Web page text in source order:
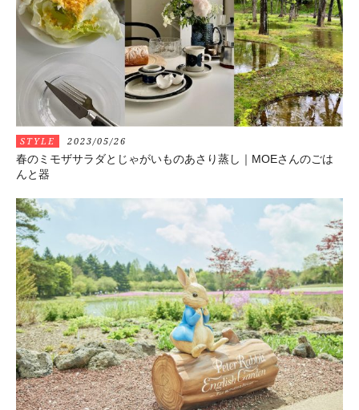
STYLE 2023/05/26
春のミモザサラダとじゃがいものあさり蒸し｜MOEさんのごは
んと器